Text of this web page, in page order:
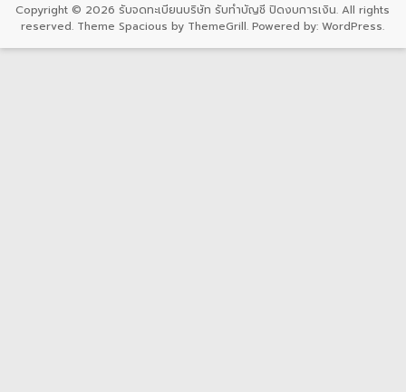
Copyright © 2026 รับจดทะเบียนบริษัท รับทำบัญชี ปิดงบการเงิน. All rights
reserved. ThemeSpacious by ThemeGrill. Powered by:WordPress.